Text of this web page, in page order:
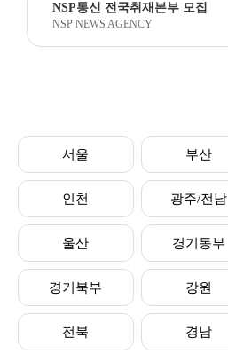
NSP통신 전국취재본부 모집
NSP NEWS AGENCY
서울 부산
인천 광주/전남
울산 경기동부
경기북부 강원
전북 경남